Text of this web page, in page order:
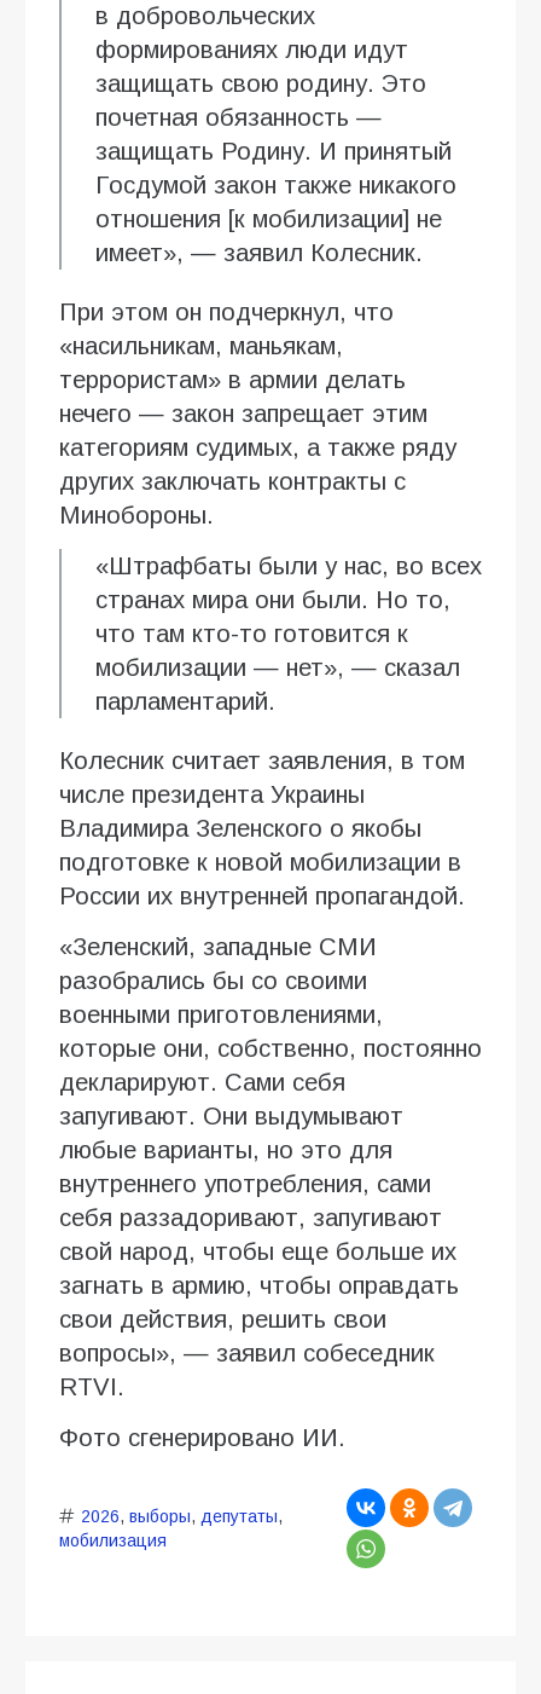
в добровольческих
формированиях люди идут
защищать свою родину. Это
почетная обязанность —
защищать Родину. И принятый
Госдумой закон также никакого
отношения [к мобилизации] не
имеет», — заявил Колесник.
При этом он подчеркнул, что
«насильникам, маньякам,
террористам» в армии делать
нечего — закон запрещает этим
категориям судимых, а также ряду
других заключать контракты с
Минобороны.
«Штрафбаты были у нас, во всех
странах мира они были. Но то,
что там кто-то готовится к
мобилизации — нет», — сказал
парламентарий.
Колесник считает заявления, в том
числе президента Украины
Владимира Зеленского о якобы
подготовке к новой мобилизации в
России их внутренней пропагандой.
«Зеленский, западные СМИ
разобрались бы со своими
военными приготовлениями,
которые они, собственно, постоянно
декларируют. Сами себя
запугивают. Они выдумывают
любые варианты, но это для
внутреннего употребления, сами
себя раззадоривают, запугивают
свой народ, чтобы еще больше их
загнать в армию, чтобы оправдать
свои действия, решить свои
вопросы», — заявил собеседник
RTVI.
Фото сгенерировано ИИ.
2026, выборы, депутаты,
мобилизация